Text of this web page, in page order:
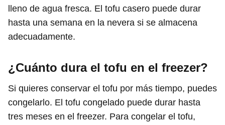
lleno de agua fresca. El tofu casero puede durar
hasta una semana en la nevera si se almacena
adecuadamente.
¿Cuánto dura el tofu en el freezer?
Si quieres conservar el tofu por más tiempo, puedes
congelarlo. El tofu congelado puede durar hasta
tres meses en el freezer. Para congelar el tofu,